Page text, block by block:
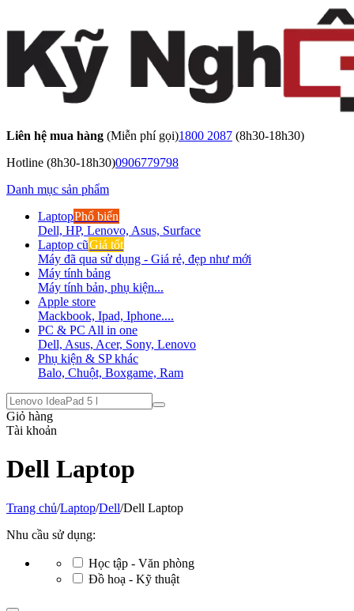
Liên hệ mua hàng (Miễn phí gọi)1800 2087 (8h30-18h30)
Hotline (8h30-18h30)0906779798
Danh mục sản phẩm
LaptopPhổ biến
Dell, HP, Lenovo, Asus, Surface
Laptop cũGiá tốt
Máy đã qua sử dụng - Giá rẻ, đẹp như mới
Máy tính bảng
Máy tính bản, phụ kiện...
Apple store
Mackbook, Ipad, Iphone....
PC & PC All in one
Dell, Asus, Acer, Sony, Lenovo
Phụ kiện & SP khác
Balo, Chuột, Boxgame, Ram
Giỏ hàng
Tài khoản
Dell Laptop
Trang chủ/Laptop/Dell/Dell Laptop
Nhu cầu sử dụng:
Học tập - Văn phòng
Đồ hoạ - Kỹ thuật